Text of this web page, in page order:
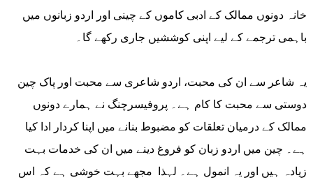
خانہ دونوں ممالک کے ادبی کاموں کے چینی اور اردو زبانوں میں
باہمی ترجمے کے لیے اپنی کوششیں جاری رکھے گا۔
یہ شاعر سے ان کی محبت، اردو شاعری سے محبت اور پاک چین
دوستی سے محبت کا کام ہے۔ پروفیسرچنگ نے ہمارے دونوں
ممالک کے درمیان تعلقات کو مضبوط بنانے میں اپنا کردار ادا کیا
ہے۔ چین میں اردو زبان کو فروغ دینے میں ان کی خدمات بہت
زیادہ ہیں اور یہ انمول ہے۔ لہذا مجھے بہت خوشی ہے کہ اس